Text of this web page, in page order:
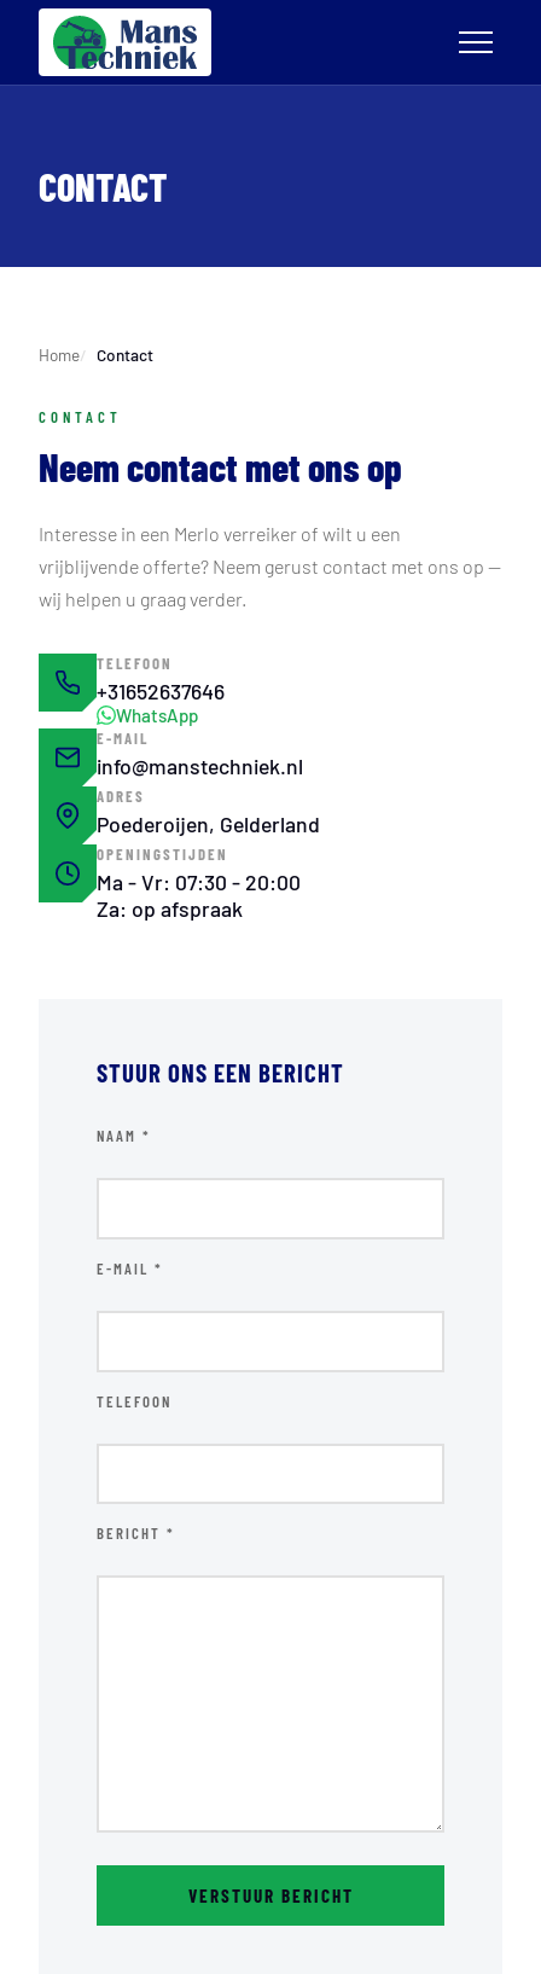
CONTACT
Home Contact
CONTACT
Neem contact met ons op
Interesse in een Merlo verreiker of wilt u een
vrijblijvende offerte? Neem gerust contact met ons op —
wij helpen u graag verder.
TELEFOON
+31652637646
WhatsApp
E-MAIL
info@manstechniek.nl
ADRES
Poederoijen, Gelderland
OPENINGSTIJDEN
Ma - Vr: 07:30 - 20:00
Za: op afspraak
STUUR ONS EEN BERICHT
NAAM *
E-MAIL *
TELEFOON
BERICHT *